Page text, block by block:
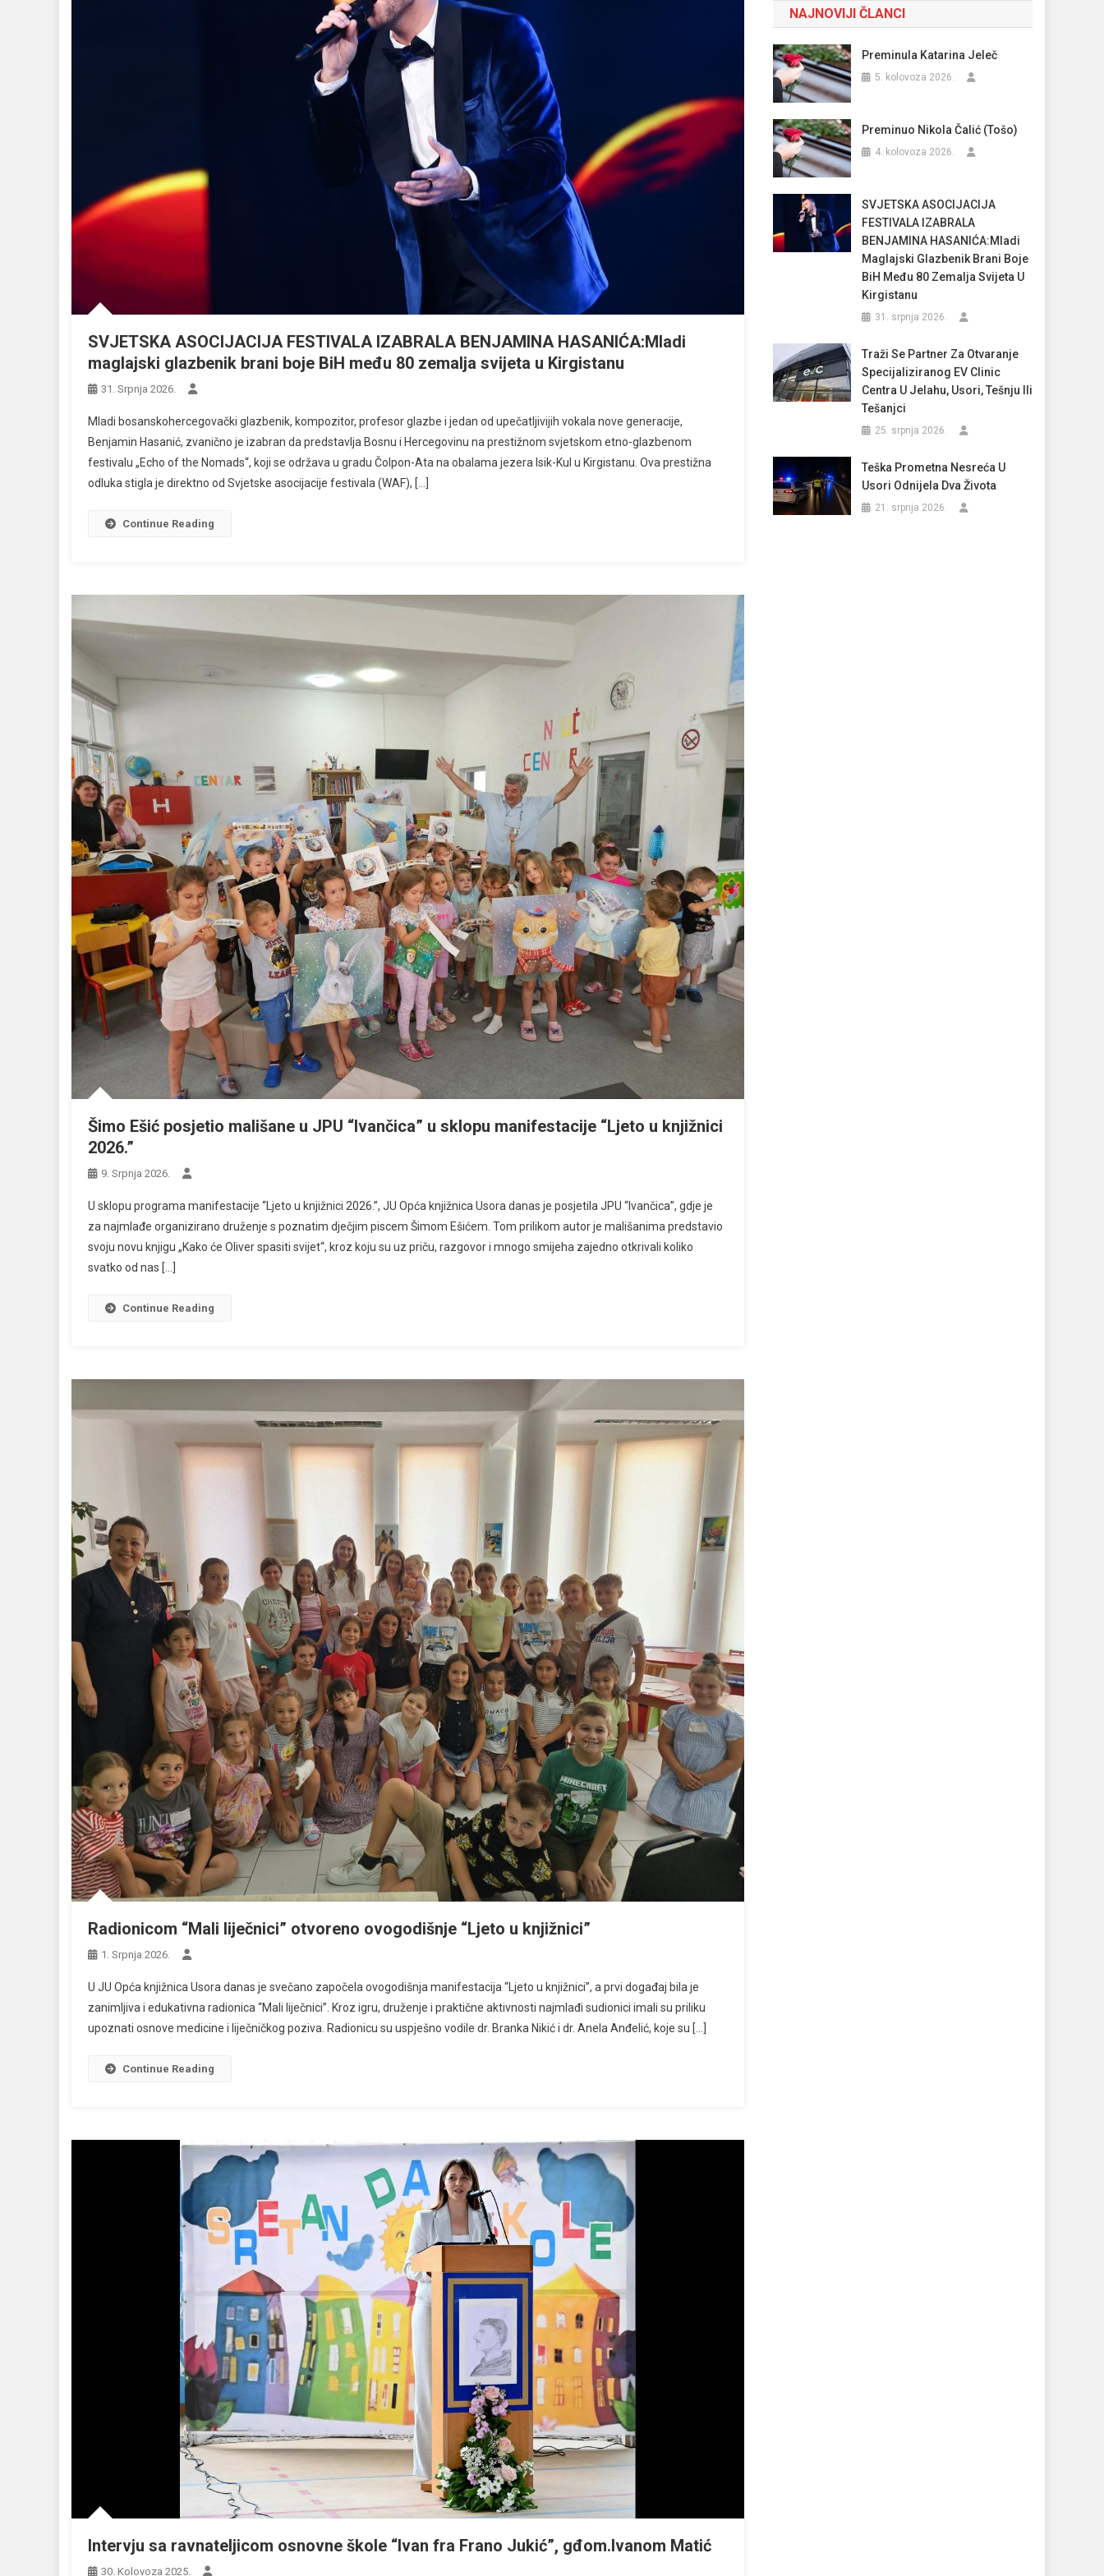
SVJETSKA ASOCIJACIJA FESTIVALA IZABRALA BENJAMINA HASANIĆA:Mladi
maglajski glazbenik brani boje BiH među 80 zemalja svijeta u Kirgistanu
31. Srpnja 2026.
Mladi bosanskohercegovački glazbenik, kompozitor, profesor glazbe i jedan od upečatljivijih vokala nove generacije,
Benjamin Hasanić, zvanično je izabran da predstavlja Bosnu i Hercegovinu na prestižnom svjetskom etno-glazbenom
festivalu „Echo of the Nomads“, koji se održava u gradu Čolpon-Ata na obalama jezera Isik-Kul u Kirgistanu. Ova prestižna
odluka stigla je direktno od Svjetske asocijacije festivala (WAF), […]
Continue Reading
Šimo Ešić posjetio mališane u JPU “Ivančica” u sklopu manifestacije “Ljeto u knjižnici
2026.”
9. Srpnja 2026.
U sklopu programa manifestacije “Ljeto u knjižnici 2026.”, JU Opća knjižnica Usora danas je posjetila JPU “Ivančica”, gdje je
za najmlađe organizirano druženje s poznatim dječjim piscem Šimom Ešićem. Tom prilikom autor je mališanima predstavio
svoju novu knjigu „Kako će Oliver spasiti svijet“, kroz koju su uz priču, razgovor i mnogo smijeha zajedno otkrivali koliko
svatko od nas […]
Continue Reading
Radionicom “Mali liječnici” otvoreno ovogodišnje “Ljeto u knjižnici”
1. Srpnja 2026.
U JU Opća knjižnica Usora danas je svečano započela ovogodišnja manifestacija “Ljeto u knjižnici”, a prvi događaj bila je
zanimljiva i edukativna radionica “Mali liječnici”. Kroz igru, druženje i praktične aktivnosti najmlađi sudionici imali su priliku
upoznati osnove medicine i liječničkog poziva. Radionicu su uspješno vodile dr. Branka Nikić i dr. Anela Anđelić, koje su […]
Continue Reading
Intervju sa ravnateljicom osnovne škole “Ivan fra Frano Jukić”, gđom.Ivanom Matić
30. Kolovoza 2025.
NAJNOVIJI ČLANCI
Preminula Katarina Jeleč
5. kolovoza 2026.
Preminuo Nikola Čalić (Tošo)
4. kolovoza 2026.
SVJETSKA ASOCIJACIJA
FESTIVALA IZABRALA
BENJAMINA HASANIĆA:Mladi
Maglajski Glazbenik Brani Boje
BiH Među 80 Zemalja Svijeta U
Kirgistanu
31. srpnja 2026.
Traži Se Partner Za Otvaranje
Specijaliziranog EV Clinic
Centra U Jelahu, Usori, Tešnju Ili
Tešanjci
25. srpnja 2026.
Teška Prometna Nesreća U
Usori Odnijela Dva Života
21. srpnja 2026.